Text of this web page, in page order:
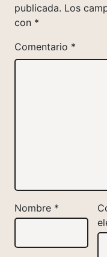
publicada. Los
con *
Comentario *
Nombre *